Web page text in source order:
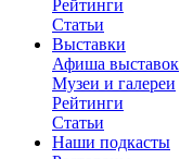
Рейтинги
Статьи
Выставки
Афиша выставок
Музеи и галереи
Рейтинги
Статьи
Наши подкасты